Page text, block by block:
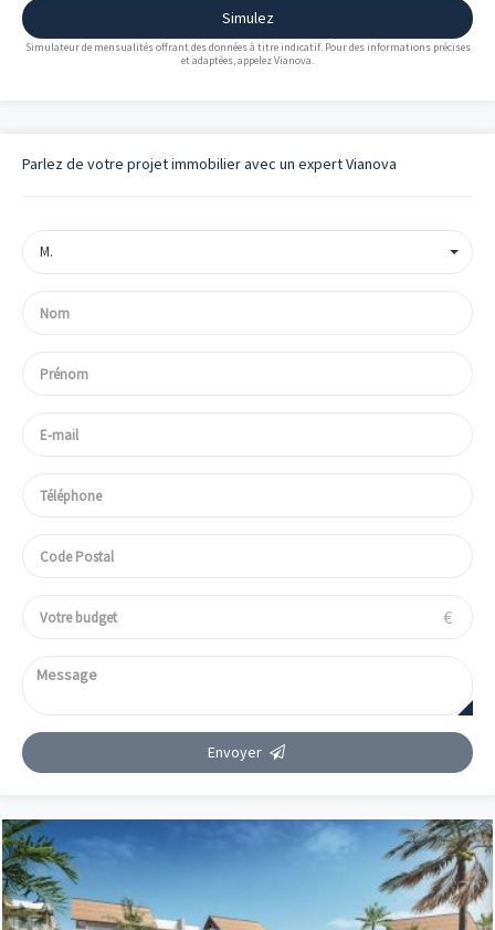
Simulez
Simulateur de mensualités offrant des données à titre indicatif. Pour des informations précises
et adaptées, appelez Vianova.
Parlez de votre projet immobilier avec un expert Vianova
M.
€
Envoyer